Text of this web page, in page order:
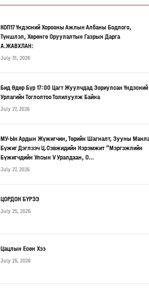
КОП17 Үндэсний Хорооны Ажлын Албаны Бодлого,
Түншлэл, Хөрөнгө Оруулалтын Газрын Дарга
А.ЖАВХЛАН:
July 31, 2026
Бид Өдөр Бүр 17:00 Цагт Жуулчдад Зориулсан Үндэсний
Урлагийн Тоглолтоо Толилуулж Байна
July 27, 2026
МУ-Ын Ардын Жүжигчин, Төрийн Шагналт, Зууны
Бүжиг Дэглээч Ц.Сэвжидийн Нэрэмжит “Мэргэжлийн
Бүжигчдийн Улсын V Уралдаан, О…
July 27, 2026
ЦОРДОН БҮРЭЭ
July 25, 2026
Цацлын Есөн Хээ
July 25, 2026